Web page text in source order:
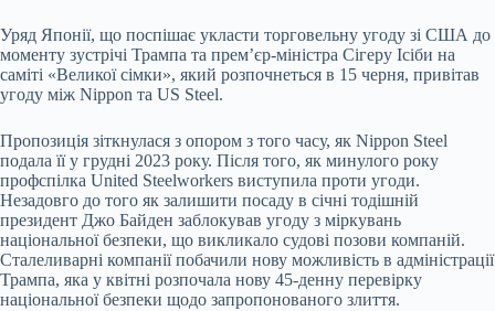
Уряд Японії, що поспішає укласти торговельну угоду зі США до
моменту зустрічі Трампа та премʼєр-міністра Сігеру Ісіби на
саміті «Великої сімки», який розпочнеться в 15 черня, привітав
угоду між Nippon та US Steel.
Пропозиція зіткнулася з опором з того часу, як Nippon Steel
подала її у грудні 2023 року. Після того, як минулого року
профспілка United Steelworkers виступила проти угоди.
Незадовго до того як залишити посаду в січні тодішній
президент Джо Байден заблокував угоду з міркувань
національної безпеки, що викликало судові позови компаній.
Сталеливарні компанії побачили нову можливість в адміністрації
Трампа, яка у квітні розпочала нову 45-денну перевірку
національної безпеки щодо запропонованого злиття.